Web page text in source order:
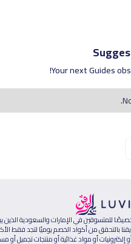
Your next Guides
للمتسوقين في الإمارات والسعودية
بالتحقق من أكواد الخصم يوميًا لتجد فقط
إلكترونيات أو مواد غذائية أو منتجات تجميل أو